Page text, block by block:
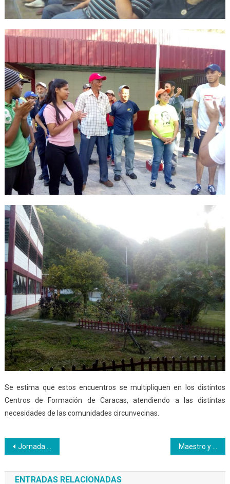
Se estima que estos encuentros se multipliquen en los distintos
Centros de Formación de Caracas, atendiendo a las distintas
necesidades de las comunidades circunvecinas.
Navegación
de
Jornada de vacunación para hijos de trabajadores y de las comunidades en Inces
ENTRADAS RELACIONADAS